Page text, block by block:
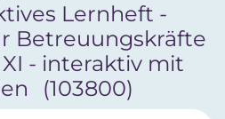
Lernheft -
Betreuungskräfte
XI - interaktiv mit
(103800)